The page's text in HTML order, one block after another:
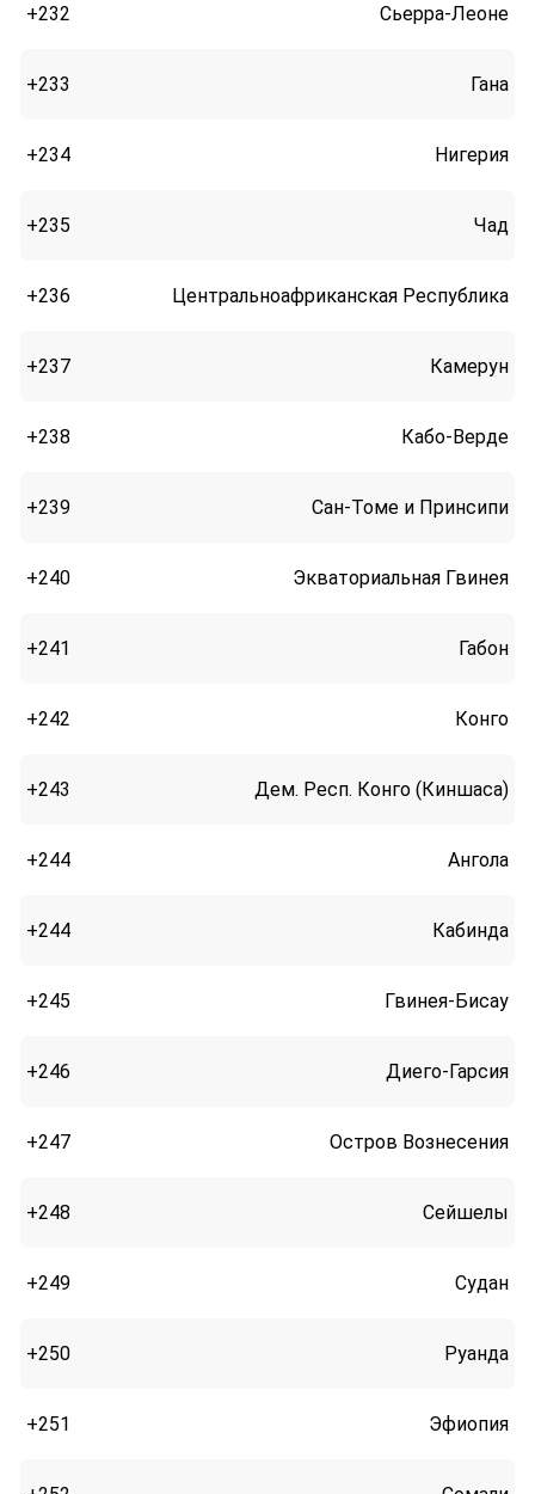
+232 Сьерра-Леоне
+233 Гана
+234 Нигерия
+235 Чад
+236 Центральноафриканская Республика
+237 Камерун
+238 Кабо-Верде
+239 Сан-Томе и Принсипи
+240 Экваториальная Гвинея
+241 Габон
+242 Конго
+243 Дем. Респ. Конго (Киншаса)
+244 Ангола
+244 Кабинда
+245 Гвинея-Бисау
+246 Диего-Гарсия
+247 Остров Вознесения
+248 Сейшелы
+249 Судан
+250 Руанда
+251 Эфиопия